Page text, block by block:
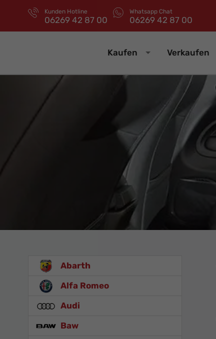
Kunden Hotline
06269 42 87 00
Whatsapp Chat
06269 42 87 00
Kaufen Verkaufen
Abarth
Alfa Romeo
Audi
Baw